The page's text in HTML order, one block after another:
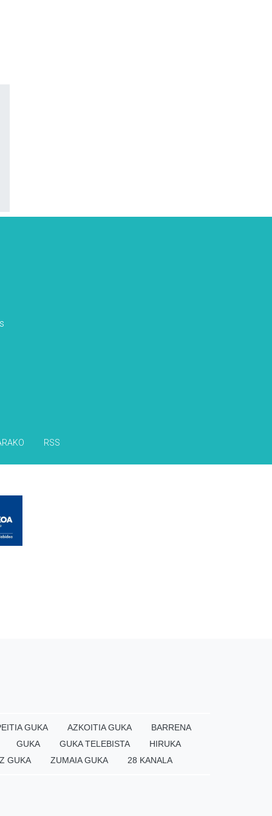
RSS
GUKA AZKOITIA GUKA
BARRENA
GUKA
GUKA TELEBISTA
HIRUKA
GUKA
ZUMAIA GUKA 28 KANALA